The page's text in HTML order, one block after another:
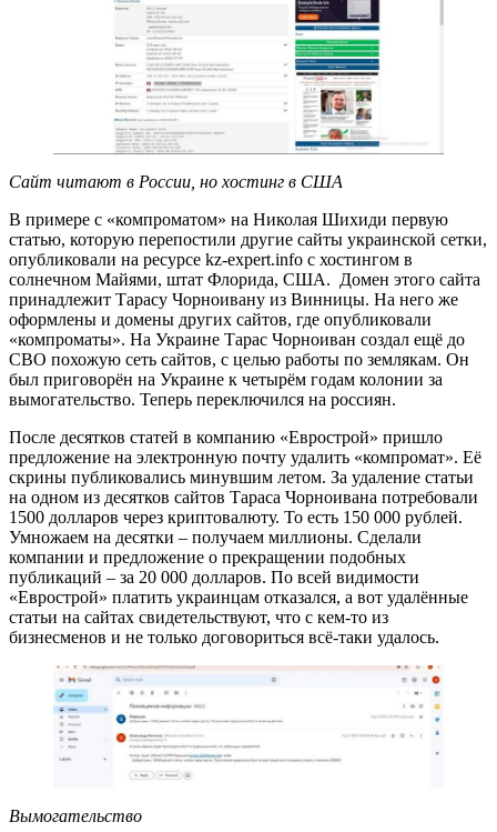
Сайт читают в России, но хостинг в США
В примере с «компроматом» на Николая Шихиди первую
статью, которую перепостили другие сайты украинской сетки,
опубликовали на ресурсе kz-expert.info с хостингом в
солнечном Майями, штат Флорида, США. Домен этого сайта
принадлежит Тарасу Чорноивану из Винницы. На него же
оформлены и домены других сайтов, где опубликовали
«компроматы». На Украине Тарас Чорноиван создал ещё до
СВО похожую сеть сайтов, с целью работы по землякам. Он
был приговорён на Украине к четырём годам колонии за
вымогательство. Теперь переключился на россиян.
После десятков статей в компанию «Еврострой» пришло
предложение на электронную почту удалить «компромат». Её
скрины публиковались минувшим летом. За удаление статьи
на одном из десятков сайтов Тараса Чорноивана потребовали
1500 долларов через криптовалюту. То есть 150 000 рублей.
Умножаем на десятки – получаем миллионы. Сделали
компании и предложение о прекращении подобных
публикаций – за 20 000 долларов. По всей видимости
«Еврострой» платить украинцам отказался, а вот удалённые
статьи на сайтах свидетельствуют, что с кем-то из
бизнесменов и не только договориться всё-таки удалось.
Вымогательство